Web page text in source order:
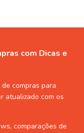
com Dicas e
compras para
atualizado com os
comparações de